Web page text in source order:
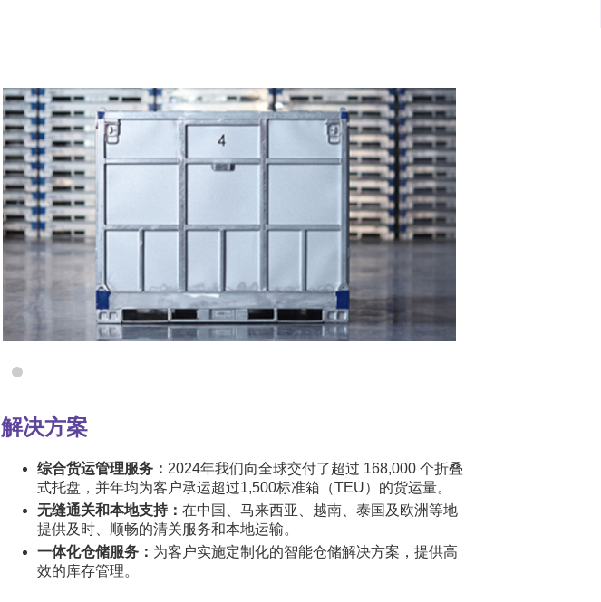
解决方案
综合货运管理服务： 2024年我们向全球交付了超过 168,000 个折叠
式托盘，并年均为客户承运超过1,500标准箱（TEU）的货运量。
无缝通关和本地支持： 在中国、马来西亚、越南、泰国及欧洲等地
提供及时、顺畅的清关服务和本地运输。
一体化仓储服务： 为客户实施定制化的智能仓储解决方案，提供高
效的库存管理。